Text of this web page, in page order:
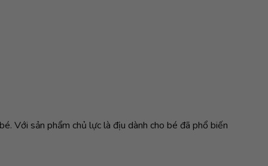
Với sản phẩm chủ lực là địu dành cho bé đã phổ biến